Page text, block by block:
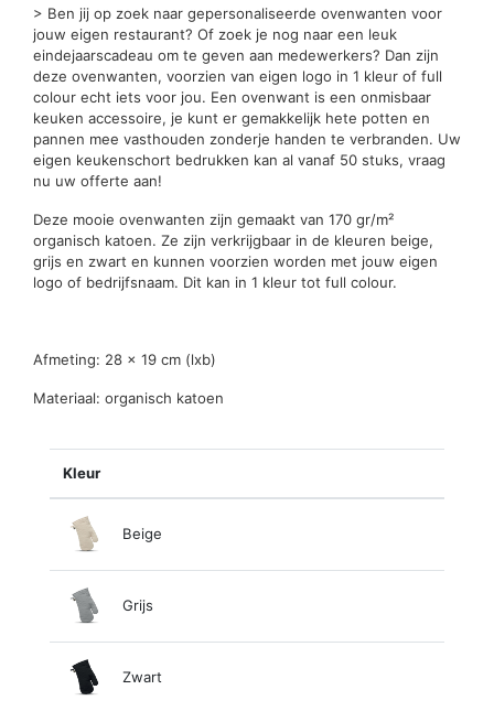
> Ben jij op zoek naar gepersonaliseerde ovenwanten voor
jouw eigen restaurant? Of zoek je nog naar een leuk
eindejaarscadeau om te geven aan medewerkers? Dan zijn
deze ovenwanten, voorzien van eigen logo in 1 kleur of full
colour echt iets voor jou. Een ovenwant is een onmisbaar
keuken accessoire, je kunt er gemakkelijk hete potten en
pannen mee vasthouden zonderje handen te verbranden. Uw
eigen keukenschort bedrukken kan al vanaf 50 stuks, vraag
nu uw offerte aan!
Deze mooie ovenwanten zijn gemaakt van 170 gr/m²
organisch katoen. Ze zijn verkrijgbaar in de kleuren beige,
grijs en zwart en kunnen voorzien worden met jouw eigen
logo of bedrijfsnaam. Dit kan in 1 kleur tot full colour.
Afmeting: 28 x 19 cm (lxb)
Materiaal: organisch katoen
Kleur
Beige
Grijs
Zwart